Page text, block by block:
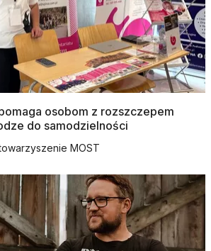
osobom z rozszczepem
do samodzielności
MOST